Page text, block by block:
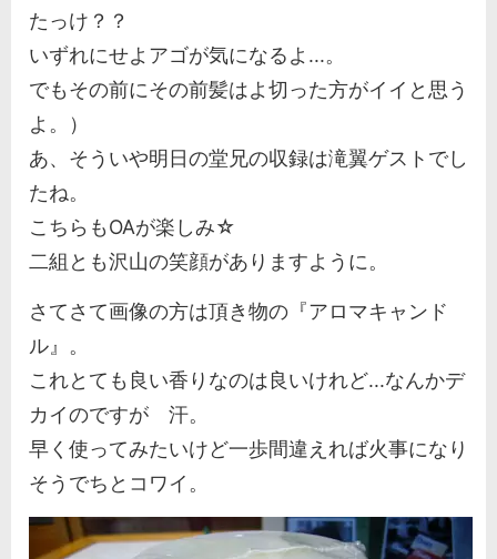
たっけ？？
いずれにせよアゴが気になるよ...。
でもその前にその前髪はよ切った方がイイと思う
よ。）
あ、そういや明日の堂兄の収録は滝翼ゲストでし
たね。
こちらもOAが楽しみ☆
二組とも沢山の笑顔がありますように。
さてさて画像の方は頂き物の『アロマキャンド
ル』。
これとても良い香りなのは良いけれど...なんかデ
カイのですが 汗。
早く使ってみたいけど一歩間違えれば火事になり
そうでちとコワイ。